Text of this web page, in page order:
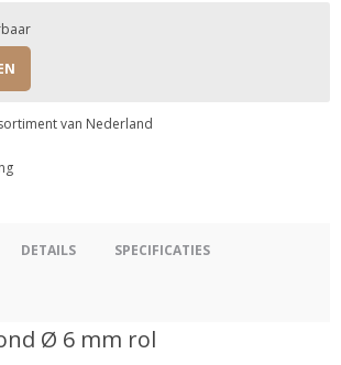
van Nederland
DETAILS SPECIFICATIES
Ø 6 mm rol